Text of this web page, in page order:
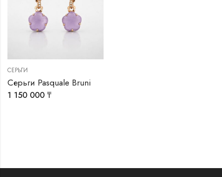
СЕРЬГИ
Серьги Pasquale Bruni
1 150 000 ₸